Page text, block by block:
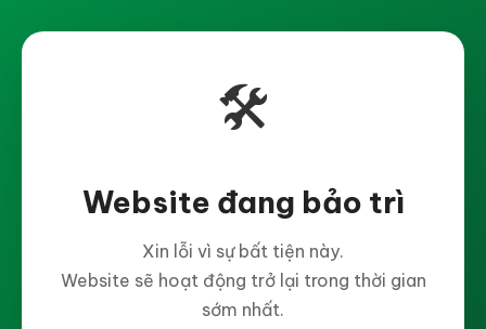
🛠️
Website đang bảo trì
Xin lỗi vì sự bất tiện này.
Website sẽ hoạt động trở lại trong thời gian
sớm nhất.